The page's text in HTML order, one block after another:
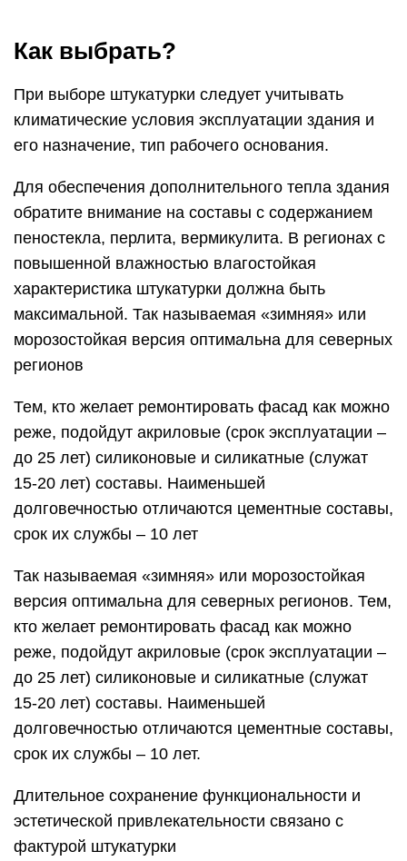
Как выбрать?
При выборе штукатурки следует учитывать
климатические условия эксплуатации здания и
его назначение, тип рабочего основания.
Для обеспечения дополнительного тепла здания
обратите внимание на составы с содержанием
пеностекла, перлита, вермикулита. В регионах с
повышенной влажностью влагостойкая
характеристика штукатурки должна быть
максимальной. Так называемая «зимняя» или
морозостойкая версия оптимальна для северных
регионов
Тем, кто желает ремонтировать фасад как можно
реже, подойдут акриловые (срок эксплуатации –
до 25 лет) силиконовые и силикатные (служат
15-20 лет) составы. Наименьшей
долговечностью отличаются цементные составы,
срок их службы – 10 лет
Так называемая «зимняя» или морозостойкая
версия оптимальна для северных регионов. Тем,
кто желает ремонтировать фасад как можно
реже, подойдут акриловые (срок эксплуатации –
до 25 лет) силиконовые и силикатные (служат
15-20 лет) составы. Наименьшей
долговечностью отличаются цементные составы,
срок их службы – 10 лет.
Длительное сохранение функциональности и
эстетической привлекательности связано с
фактурой штукатурки